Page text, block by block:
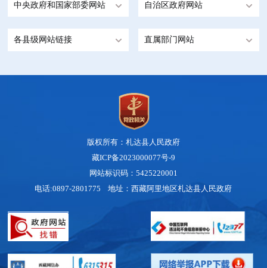
中央政府和国家部委网站 自治区政府网站
各县级网站链接 直属部门网站
版权所有：札达县人民政府
藏ICP备2023000077号-9
网站标识码：5425220001
电话:0897-2801775 地址：西藏阿里地区札达县人民政府